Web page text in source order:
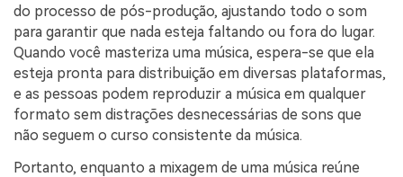
do processo de pós-produção, ajustando todo o som
para garantir que nada esteja faltando ou fora do lugar.
Quando você masteriza uma música, espera-se que ela
esteja pronta para distribuição em diversas plataformas,
e as pessoas podem reproduzir a música em qualquer
formato sem distrações desnecessárias de sons que
não seguem o curso consistente da música.
Portanto, enquanto a mixagem de uma música reúne